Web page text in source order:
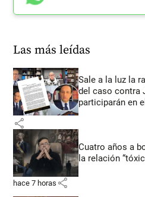
Las más leídas
Sale a la luz la
del caso contra
participarán en
share
Cuatro años a
la relación
hace 7 horas share